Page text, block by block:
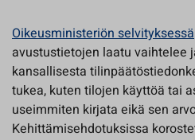
Oikeusministeriön selvityksessä
avustustietojen laatu vaihtelee
kansallisesta
tukea, kuten tilojen käyttöä tai
useimmiten kirjata eikä sen
Kehittämisehdotuksissa